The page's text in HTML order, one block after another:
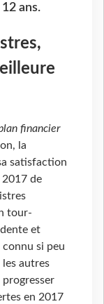
ans.
financier
la
satisfaction
2017 de
tour-
et
connu si peu
autres
en 2017